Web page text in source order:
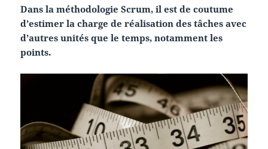
Dans la méthodologie Scrum, il est de coutume
d’estimer la charge de réalisation des tâches avec
d’autres unités que le temps, notamment les
points.